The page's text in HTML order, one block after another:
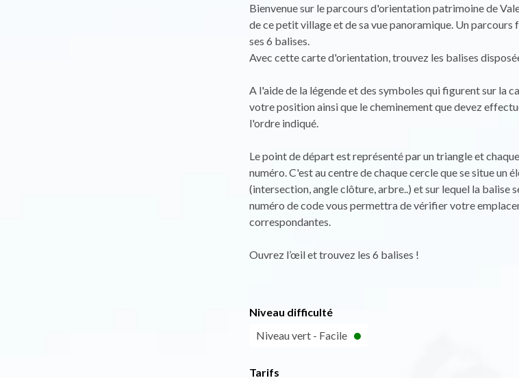
Bienvenue sur le parcours d'orientation patrimoine de
de ce petit village et de sa vue panoramique. Un
ses 6 balises.
Avec cette carte d'orientation, trouvez les balises
A l'aide de la légende et des symboles qui figurent sur la
votre position ainsi que le cheminement que devez
l'ordre indiqué.
Le point de départ est représenté par un triangle et
numéro. C'est au centre de chaque cercle que se situe un
(intersection, angle clôture, arbre..) et sur lequel la balise
numéro de code vous permettra de vérifier votre
correspondantes.
Ouvrez l’œil et trouvez les 6 balises !
Niveau difficulté
Niveau vert - Facile
Tarifs